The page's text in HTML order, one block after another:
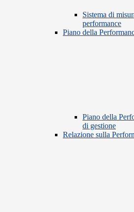
Sistema di
performance
Piano della
Piano della
di gestione
Relazione sulla